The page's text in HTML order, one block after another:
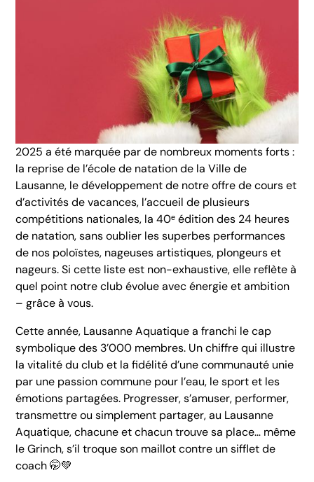
2025 a été marquée par de nombreux moments forts :
la reprise de l’école de natation de la Ville de
Lausanne, le développement de notre offre de cours et
d’activités de vacances, l’accueil de plusieurs
compétitions nationales, la 40ᵉ édition des 24 heures
de natation, sans oublier les superbes performances
de nos poloïstes, nageuses artistiques, plongeurs et
nageurs. Si cette liste est non-exhaustive, elle reflète à
quel point notre club évolue avec énergie et ambition
– grâce à vous.
Cette année, Lausanne Aquatique a franchi le cap
symbolique des 3’000 membres. Un chiffre qui illustre
la vitalité du club et la fidélité d’une communauté unie
par une passion commune pour l’eau, le sport et les
émotions partagées. Progresser, s’amuser, performer,
transmettre ou simplement partager, au Lausanne
Aquatique, chacune et chacun trouve sa place… même
le Grinch, s’il troque son maillot contre un sifflet de
coach 🤭💚